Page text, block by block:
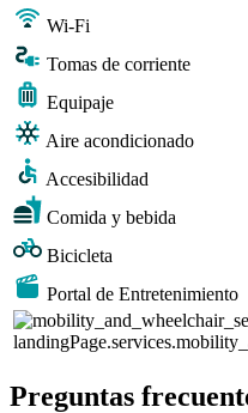
Wi-Fi
Tomas de corriente
Equipaje
Aire acondicionado
Accesibilidad
Comida y bebida
Bicicleta
Portal de Entretenimiento
Preguntas